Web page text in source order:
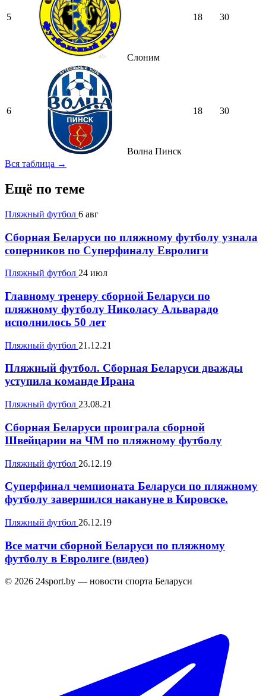
5
Слоним
18 30
6
Волна Пинск
18 30
Вся таблица →
Ещё по теме
Пляжный футбол 6 авг
Сборная Беларуси по пляжному футболу узнала
соперников по Суперфиналу Евролиги
Пляжный футбол 24 июл
Главному тренеру сборной Беларуси по
пляжному футболу Николасу Альварадо
исполнилось 50 лет
Пляжный футбол 21.12.21
Пляжный футбол. Сборная Беларуси дважды
уступила команде Ирана
Пляжный футбол 23.08.21
Сборная Беларуси проиграла сборной
Швейцарии на ЧМ по пляжному футболу
Пляжный футбол 26.12.19
Суперфинал чемпионата Беларуси по пляжному
футболу завершился накануне в Кировске.
Пляжный футбол 26.12.19
Все матчи сборной Беларуси по пляжному
футболу в Евролиге (видео)
© 2026 24sport.by — новости спорта Беларуси